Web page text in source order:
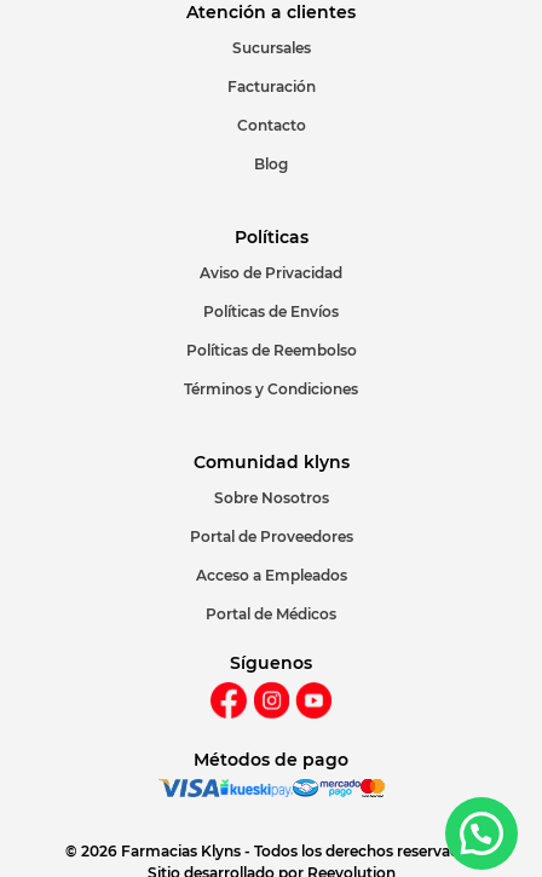
Atención a clientes
Sucursales
Facturación
Contacto
Blog
Políticas
Aviso de Privacidad
Políticas de Envíos
Políticas de Reembolso
Términos y Condiciones
Comunidad klyns
Sobre Nosotros
Portal de Proveedores
Acceso a Empleados
Portal de Médicos
Síguenos
Métodos de pago
© 2026 Farmacias Klyns - Todos los derechos reservados
Sitio desarrollado por Reevolution